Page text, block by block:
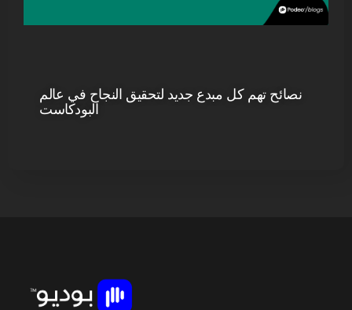
نصائح تهم كل مبدع جديد لتحقيق النجاح في عالم
البودكاست